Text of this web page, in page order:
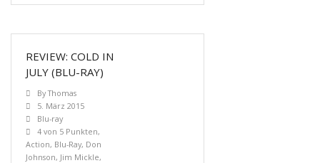
REVIEW: COLD IN
JULY (BLU-RAY)
ByThomas
5. März 2015
Blu-ray
4 von 5 Punkten,
Action, Blu-Ray, Don
Johnson, Jim Mickle,